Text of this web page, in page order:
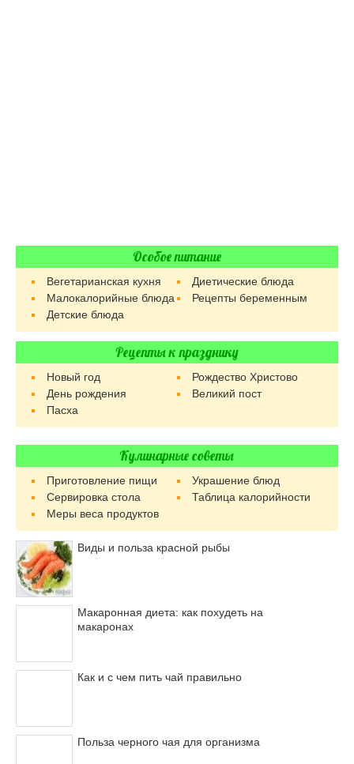
Особое питание
Вегетарианская кухня
Диетические блюда
Малокалорийные блюда
Рецепты беременным
Детские блюда
Рецепты к празднику
Новый год
Рождество Христово
День рождения
Великий пост
Пасха
Кулинарные советы
Приготовление пищи
Украшение блюд
Сервировка стола
Таблица калорийности
Меры веса продуктов
Виды и польза красной рыбы
Макаронная диета: как похудеть на
макаронах
Как и с чем пить чай правильно
Польза черного чая для организма